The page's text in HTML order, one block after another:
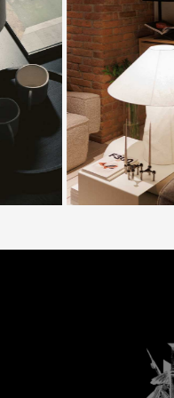
лично оценить
ознакомиться с
итальянского